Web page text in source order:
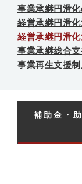
事業承継円滑
経営承継円滑
経営承継円滑
事業承継総合
事業再生支援
補助金・